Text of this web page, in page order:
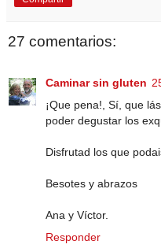
27 comentarios:
Caminar sin gluten
¡Que pena!, Sí, que
poder degustar los
Disfrutad los que
Besotes y abrazos
Ana y Víctor.
Responder